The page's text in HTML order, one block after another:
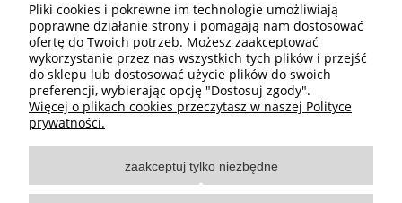
O nas
pokaż pełną wersję strony
Sklep internetowy Shoper.pl
Pliki cookies i pokrewne im technologie umożliwiają
poprawne działanie strony i pomagają nam dostosować
ofertę do Twoich potrzeb. Możesz zaakceptować
wykorzystanie przez nas wszystkich tych plików i przejść
do sklepu lub dostosować użycie plików do swoich
preferencji, wybierając opcję "Dostosuj zgody".
Więcej o plikach cookies przeczytasz w naszej Polityce
prywatności.
zaakceptuj tylko niezbędne